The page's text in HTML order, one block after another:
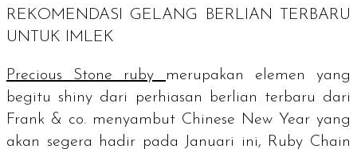
REKOMENDASI GELANG BERLIAN TERBARU
UNTUK IMLEK
Precious Stone ruby
merupakan elemen yang
begitu shiny dari perhiasan berlian terbaru dari
Frank & co. menyambut Chinese New Year yang
akan segera hadir pada Januari ini, Ruby Chain